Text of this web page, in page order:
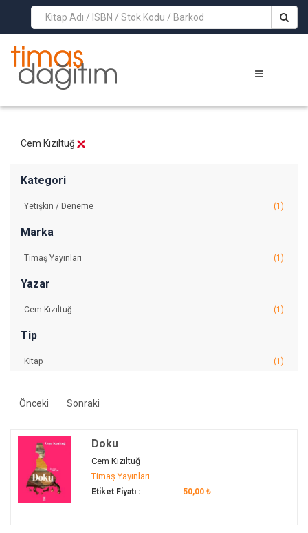
>
Cem Kızıltuğ
Kategori
Yetişkin / Deneme (1)
Marka
Timaş Yayınları (1)
Yazar
Cem Kızıltuğ (1)
Tip
Kitap (1)
Önceki Sonraki
Doku
Cem Kızıltuğ
Timaş Yayınları
Etiket Fiyatı : 50,00 ₺